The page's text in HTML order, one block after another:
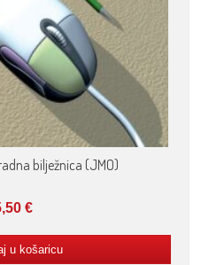
bilježnica (JMO)
€
u košaricu